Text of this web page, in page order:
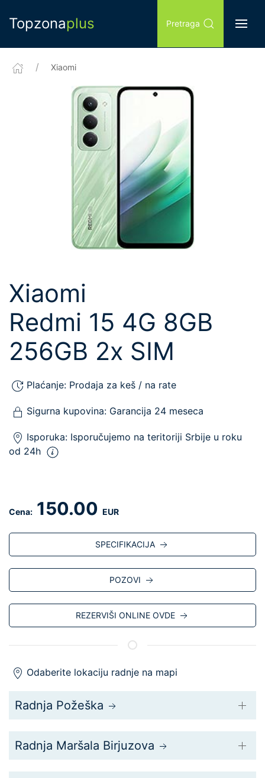
Topzonaplus Pretraga
Xiaomi
Xiaomi
Redmi 15 4G 8GB
256GB 2x SIM
Plaćanje: Prodaja za keš / na rate
Sigurna kupovina: Garancija 24 meseca
Isporuka: Isporučujemo na teritoriji Srbije u roku
od 24h
Cena: 150.00 EUR
SPECIFIKACIJA
POZOVI
REZERVIŠI ONLINE OVDE
Odaberite lokaciju radnje na mapi
Radnja Požeška
Radnja Maršala Birjuzova